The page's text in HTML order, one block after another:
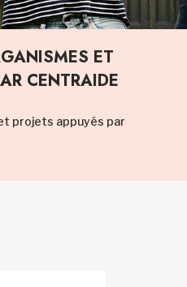
ET
CENTRAIDE
projets appuyés par